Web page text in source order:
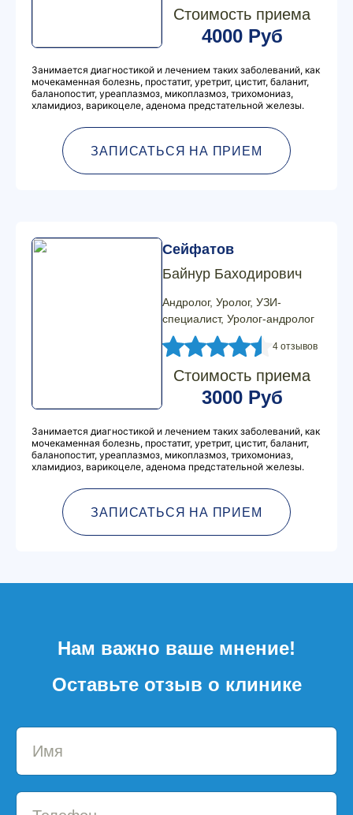
Стоимость приема
4000 Руб
Занимается диагностикой и лечением таких заболеваний, как
мочекаменная болезнь, простатит, уретрит, цистит, баланит,
баланопостит, уреаплазмоз, микоплазмоз, трихомониаз,
хламидиоз, варикоцеле, аденома предстательной железы.
ЗАПИСАТЬСЯ НА ПРИЕМ
Сейфатов
Байнур Баходирович
Андролог, Уролог, УЗИ-
специалист, Уролог-андролог
4 отзывов
Стоимость приема
3000 Руб
Занимается диагностикой и лечением таких заболеваний, как
мочекаменная болезнь, простатит, уретрит, цистит, баланит,
баланопостит, уреаплазмоз, микоплазмоз, трихомониаз,
хламидиоз, варикоцеле, аденома предстательной железы.
ЗАПИСАТЬСЯ НА ПРИЕМ
Нам важно ваше мнение!
Оставьте отзыв о клинике